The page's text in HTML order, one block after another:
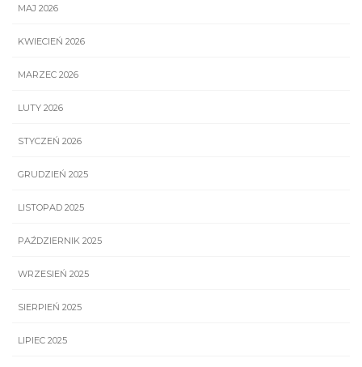
MAJ 2026
KWIECIEŃ 2026
MARZEC 2026
LUTY 2026
STYCZEŃ 2026
GRUDZIEŃ 2025
LISTOPAD 2025
PAŹDZIERNIK 2025
WRZESIEŃ 2025
SIERPIEŃ 2025
LIPIEC 2025